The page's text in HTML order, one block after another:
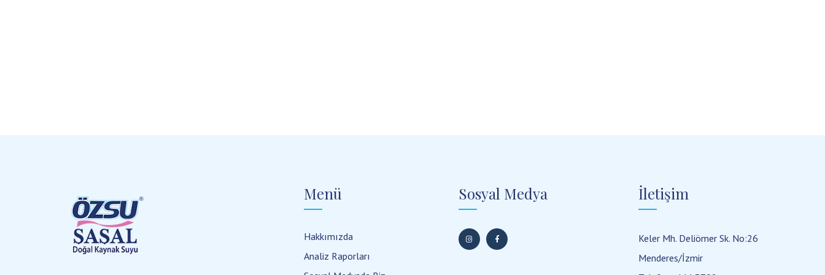
Menü
Hakkımızda
Analiz Raporları
Sosyal Medya İletişim
Keler Mh. Deliömer Sk. No:26
Menderes/İzmir